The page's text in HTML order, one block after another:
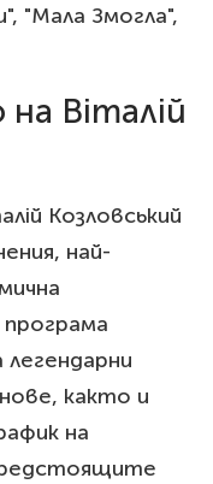
"Мала Змогла",
Віталій
Козловський
най-
както и
на